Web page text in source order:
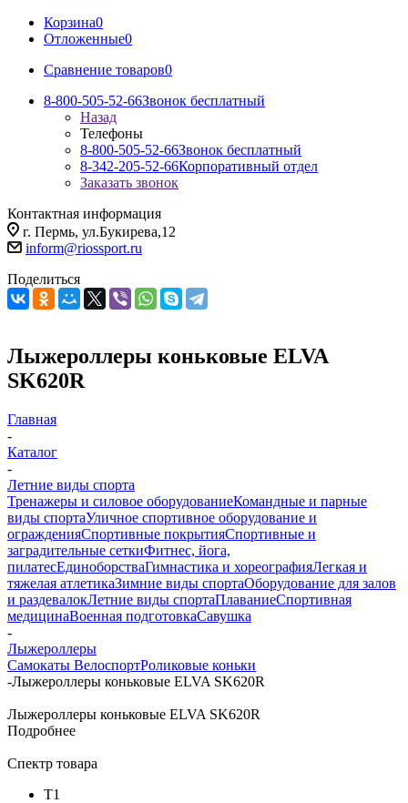
Корзина0
Отложенные0
Сравнение товаров0
8-800-505-52-66Звонок бесплатный
Назад
Телефоны
8-800-505-52-66Звонок бесплатный
8-342-205-52-66Корпоративный отдел
Заказать звонок
Контактная информация
г. Пермь, ул.Букирева,12
inform@riossport.ru
Поделиться
Лыжероллеры коньковые ELVA
SK620R
Главная
-
Каталог
-
Летние виды спорта
Тренажеры и силовое оборудованиеКомандные и парные
виды спортаУличное спортивное оборудование и
огражденияСпортивные покрытияСпортивные и
заградительные сеткиФитнес, йога,
пилатесЕдиноборстваГимнастика и хореографияЛегкая и
тяжелая атлетикаЗимние виды спортаОборудование для залов
и раздевалокЛетние виды спортаПлаваниеСпортивная
медицинаВоенная подготовкаСавушка
-
Лыжероллеры
Самокаты ВелоспортРоликовые коньки
-Лыжероллеры коньковые ELVA SK620R
Лыжероллеры коньковые ELVA SK620R
Подробнее
Спектр товара
Т1